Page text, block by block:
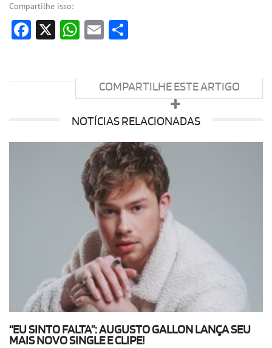
Compartilhe isso:
Facebook
X WhatsApp
Email
COMPARTILHE ESTE ARTIGO
NOTÍCIAS RELACIONADAS
“EU SINTO FALTA”: AUGUSTO GALLON LANÇA SEU
MAIS NOVO SINGLE E CLIPE!